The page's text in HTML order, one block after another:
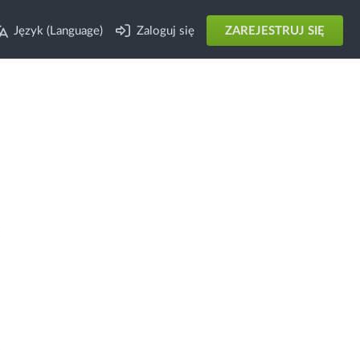
Język (Language) Zaloguj się ZAREJESTRUJ SIĘ